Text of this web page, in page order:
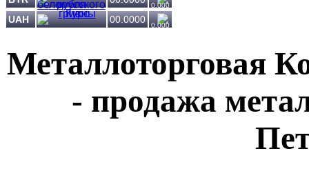
0.000
UAH 00.0000
0.000
Металлоторговая
- продажа